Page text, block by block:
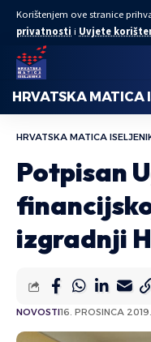
Korištenjem ove stranice
privatnosti i Uvjete
HRVATSKA MATICA
HRVATSKA MATICA
Potpisan
izgradnji
NOVOSTI16. PROSINCA 2019.